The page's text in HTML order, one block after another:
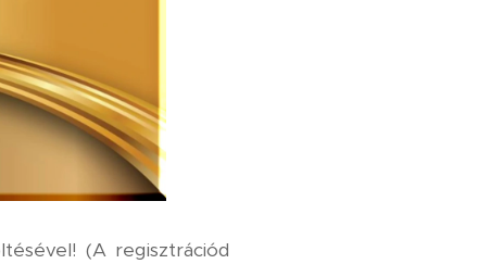
(A regisztrációd